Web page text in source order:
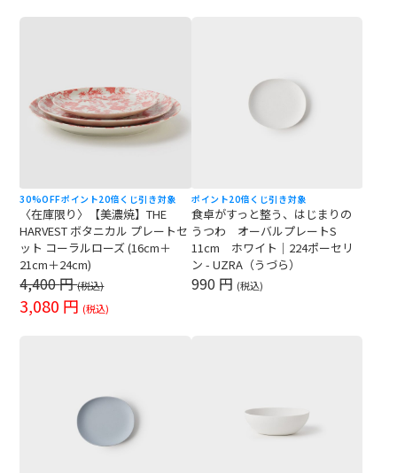
30%OFFポイント20倍 くじ引き対象
〈在庫限り〉【美濃焼】THE
HARVEST ボタニカル プレートセ
ット コーラルローズ (16cm＋
21cm＋24cm)
4,400円(税込)
3,080 円 (税込)
ポイント20倍 くじ引き対象
食卓がすっと整う、はじまりの
うつわ オーバルプレートS
11cm ホワイト｜224ポーセリ
ン - UZRA（うづら）
990 円 (税込)